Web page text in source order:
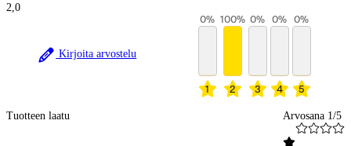
2,0
Kirjoita arvostelu
1
0%
2
100%
3
0%
4
0%
5
0%
Tuotteen laatu Arvosana 1/5